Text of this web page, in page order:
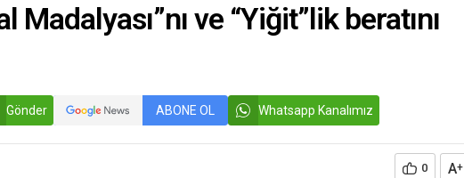
Madalyası”nı ve “Yiğit”lik beratını
Gönder ABONE OL Whatsapp Kanalımız
0 A+